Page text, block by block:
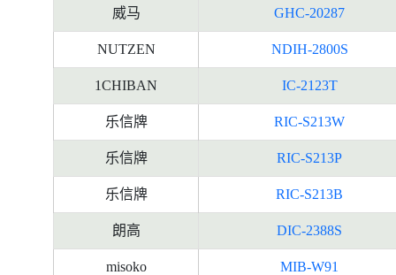
威马 GHC-20287
NUTZEN NDIH-2800S
1CHIBAN IC-2123T
乐信牌 RIC-S213W
乐信牌 RIC-S213P
乐信牌 RIC-S213B
朗高 DIC-2388S
misoko MIB-W91